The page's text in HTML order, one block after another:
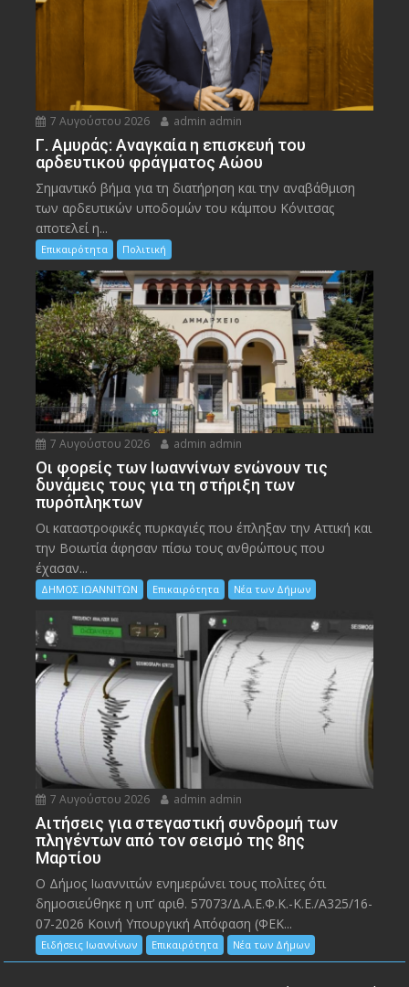
7 Αυγούστου 2026 admin admin
Γ. Αμυράς: Αναγκαία η επισκευή του
αρδευτικού φράγματος Αώου
Σημαντικό βήμα για τη διατήρηση και την αναβάθμιση
των αρδευτικών υποδομών του κάμπου Κόνιτσας
αποτελεί η...
Επικαιρότητα Πολιτική
7 Αυγούστου 2026 admin admin
Οι φορείς των Ιωαννίνων ενώνουν τις
δυνάμεις τους για τη στήριξη των
πυρόπληκτων
Οι καταστροφικές πυρκαγιές που έπληξαν την Αττική και
την Bοιωτία άφησαν πίσω τους ανθρώπους που
έχασαν...
ΔΗΜΟΣ ΙΩΑΝΝΙΤΩΝ Επικαιρότητα Νέα των Δήμων
7 Αυγούστου 2026 admin admin
Αιτήσεις για στεγαστική συνδρομή των
πληγέντων από τον σεισμό της 8ης
Μαρτίου
Ο Δήμος Ιωαννιτών ενημερώνει τους πολίτες ότι
δημοσιεύθηκε η υπ’ αριθ. 57073/Δ.Α.Ε.Φ.Κ.-Κ.Ε./Α325/16-
07-2026 Κοινή Υπουργική Απόφαση (ΦΕΚ...
Ειδήσεις Ιωαννίνων Επικαιρότητα Νέα των Δήμων